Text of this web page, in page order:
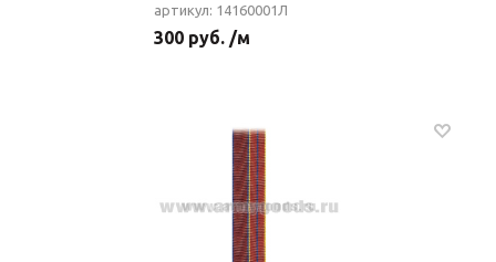
артикул: 14160001Л
300 руб. /м